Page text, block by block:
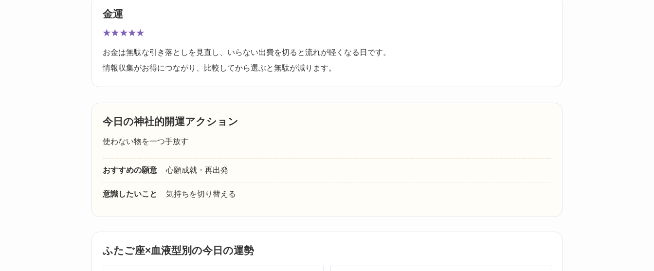
金運
★★★★★
お金は無駄な引き落としを見直し、いらない出費を切ると流れが軽くなる日です。
情報収集がお得につながり、比較してから選ぶと無駄が減ります。
今日の神社的開運アクション
使わない物を一つ手放す
おすすめの願意 心願成就・再出発
意識したいこと 気持ちを切り替える
ふたご座×血液型別の今日の運勢